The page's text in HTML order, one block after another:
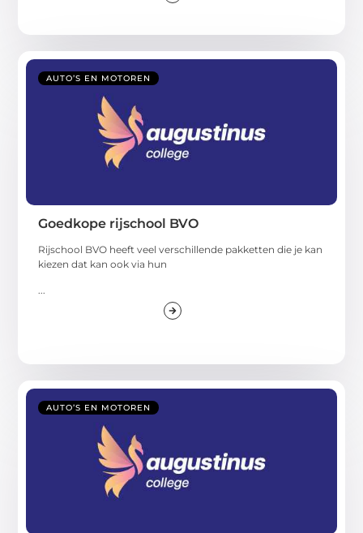
AUTO’S EN MOTOREN
Goedkope rijschool BVO
Rijschool BVO heeft veel verschillende pakketten die je kan
kiezen dat kan ook via hun
...
AUTO’S EN MOTOREN